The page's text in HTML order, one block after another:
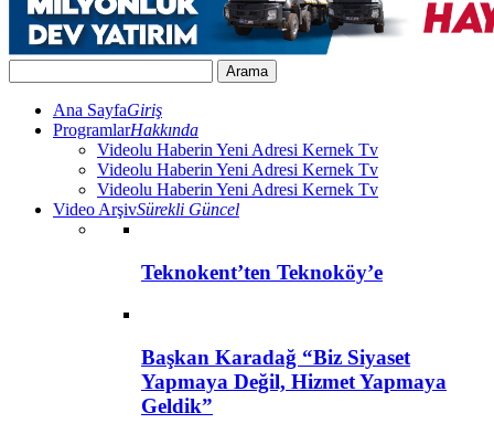
Ana SayfaGiriş
ProgramlarHakkında
Videolu Haberin Yeni Adresi Kernek Tv
Videolu Haberin Yeni Adresi Kernek Tv
Videolu Haberin Yeni Adresi Kernek Tv
Video ArşivSürekli Güncel
Teknokent’ten Teknoköy’e
Başkan Karadağ “Biz Siyaset
Yapmaya Değil, Hizmet Yapmaya
Geldik”